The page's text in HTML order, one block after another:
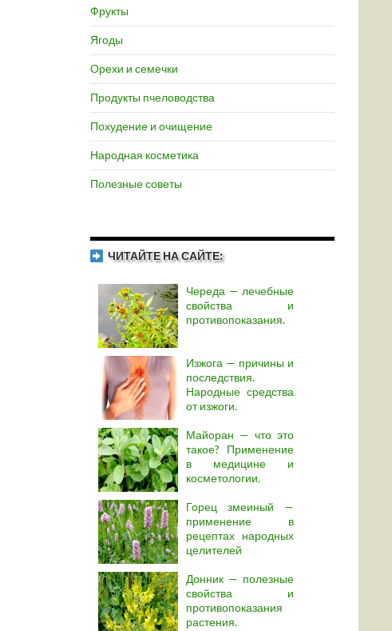
Фрукты
Ягоды
Орехи и семечки
Продукты пчеловодства
Похудение и очищение
Народная косметика
Полезные советы
ЧИТАЙТЕ НА САЙТЕ:
Череда — лечебные
свойства и
противопоказания.
Изжога — причины и
последствия.
Народные средства
от изжоги.
Майоран — что это
такое? Применение
в медицине и
косметологии.
Горец змеиный —
применение в
рецептах народных
целителей
Донник — полезные
свойства и
противопоказания
растения.